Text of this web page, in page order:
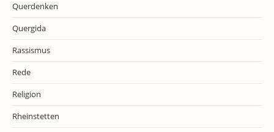
Querdenken
Quergida
Rassismus
Rede
Religion
Rheinstetten